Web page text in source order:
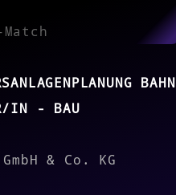
BAHN
IN - BAU
& Co. KG